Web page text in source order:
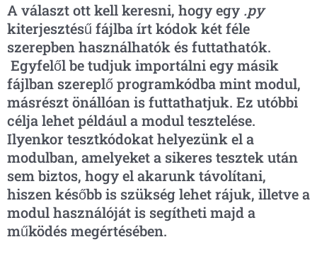
A választ ott kell keresni, hogy egy .py
kiterjesztésű fájlba írt kódok két féle
szerepben használhatók és futtathatók.
Egyfelől be tudjuk importálni egy másik
fájlban szereplő programkódba mint modul,
másrészt önállóan is futtathatjuk. Ez utóbbi
célja lehet például a modul tesztelése.
Ilyenkor tesztkódokat helyezünk el a
modulban, amelyeket a sikeres tesztek után
sem biztos, hogy el akarunk távolítani,
hiszen később is szükség lehet rájuk, illetve a
modul használóját is segítheti majd a
működés megértésében.